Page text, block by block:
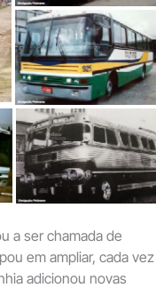
a ser chamada de
em ampliar, cada vez
adicionou novas